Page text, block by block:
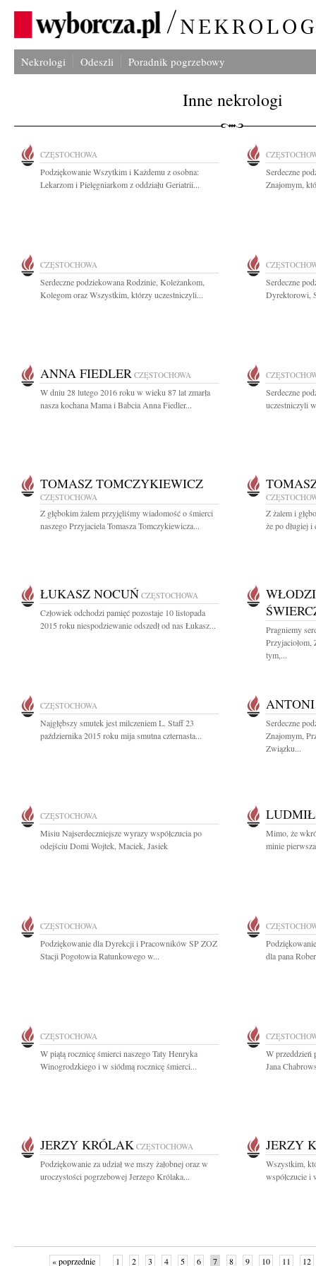
Nekrologi Odeszli Poradnik pogrzebowy
Inne nekrologi
CZĘSTOCHOWA
Podziękowanie Wszytkim i Każdemu z osobna:
Lekarzom i Pielęgniarkom z oddziału Geriatrii...
Serdeczne
Znajomym,
CZĘSTOCHOWA
Serdeczne podziekowana Rodzinie, Koleżankom,
Kolegom oraz Wszystkim, którzy uczestniczyli...
Serdeczne
Dyrektorowi,
ANNA FIEDLER CZĘSTOCHOWA
W dniu 28 lutego 2016 roku w wieku 87 lat zmarła
nasza kochana Mama i Babcia Anna Fiedler...
Serdeczne
uczestniczyli
TOMASZ TOMCZYKIEWICZ
CZĘSTOCHOWA
Z głębokim żalem przyjęliśmy wiadomość o śmierci
naszego Przyjaciela Tomasza Tomczykiewicza...
Z żalem i
że po długiej i
ŁUKASZ NOCUŃ CZĘSTOCHOWA
Człowiek odchodzi pamięć pozostaje 10 listopada
2015 roku niespodziewanie odszedł od nas Łukasz...
Pragniemy
Przyjaciołom,
tym,...
CZĘSTOCHOWA
Najgłębszy smutek jest milczeniem L. Staff 23
października 2015 roku mija smutna czternasta...
Serdeczne
Znajomym,
Związku...
CZĘSTOCHOWA
Misiu Najserdeczniejsze wyrazy współczucia po
odejściu Domi Wojtek, Maciek, Jasiek
Mimo, że
minie
CZĘSTOCHOWA
Podziękowanie dla Dyrekcji i Pracowników SP ZOZ
Stacji Pogotowia Ratunkowego w...
dla pana
CZĘSTOCHOWA
W piątą rocznicę śmierci naszego Taty Henryka
Winogrodzkiego i w siódmą rocznicę śmierci...
W przeddzień
Jana
JERZY KRÓLAK CZĘSTOCHOWA
Podziękowanie za udział we mszy żałobnej oraz w
uroczystości pogrzebowej Jerzego Królaka...
JERZY
Wszystkim,
współczucie i
« poprzednie 1 2 3 4 5 6 7 8 9 10 11 12